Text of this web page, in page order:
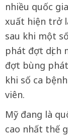
nhiều quốc
xuất hiện trở
sau khi một
phát đợt dịch
đợt bùng
khi số ca
viên.
Mỹ đang là
cao nhất thế